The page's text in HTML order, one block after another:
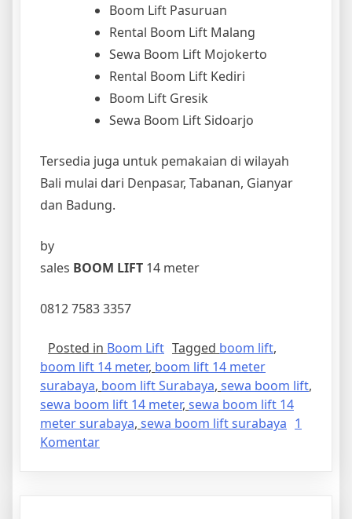
Boom Lift Pasuruan
Rental Boom Lift Malang
Sewa Boom Lift Mojokerto
Rental Boom Lift Kediri
Boom Lift Gresik
Sewa Boom Lift Sidoarjo
Tersedia juga untuk pemakaian di wilayah
Bali mulai dari Denpasar, Tabanan, Gianyar
dan Badung.
by
sales BOOM LIFT 14 meter
0812 7583 3357
Posted in Boom Lift Tagged boom lift,
boom lift 14 meter, boom lift 14 meter
surabaya, boom lift Surabaya, sewa boom lift,
sewa boom lift 14 meter, sewa boom lift 14
meter surabaya, sewa boom lift surabaya 1
Komentarpada